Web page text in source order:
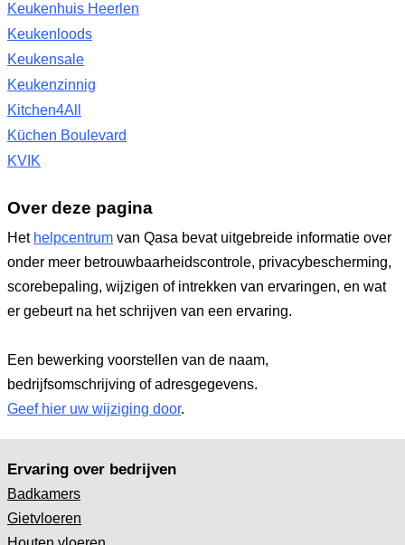
Keukenhuis Heerlen
Keukenloods
Keukensale
Keukenzinnig
Kitchen4All
Küchen Boulevard
KVIK
Over deze pagina
Het helpcentrum van Qasa bevat uitgebreide informatie over
onder meer betrouwbaarheidscontrole, privacybescherming,
scorebepaling, wijzigen of intrekken van ervaringen, en wat
er gebeurt na het schrijven van een ervaring.
Een bewerking voorstellen van de naam,
bedrijfsomschrijving of adresgegevens.
Geef hier uw wijziging door.
Ervaring over bedrijven
Badkamers
Gietvloeren